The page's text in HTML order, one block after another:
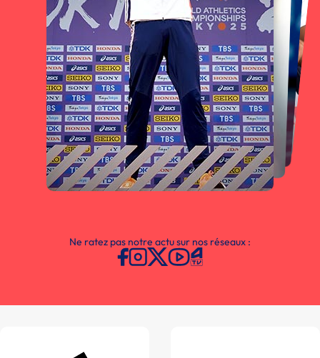
Ne ratez pas notre actu sur nos réseaux :